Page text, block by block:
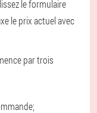
le formulaire
le prix actuel avec
par trois